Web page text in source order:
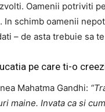
Oamenii potriviti
In schimb oamenii
– de asta trebuie sa
pe care ti-o
Mahatma Gandhi:
maine. Invata ca si